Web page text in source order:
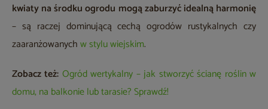
kwiaty na środku ogrodu mogą zaburzyć idealną harmonię
– są raczej dominującą cechą ogrodów rustykalnych czy
zaaranżowanychw stylu wiejskim.
Zobacz też: Ogród wertykalny – jak stworzyć ścianę roślin w
domu, na balkonie lub tarasie? Sprawdź!